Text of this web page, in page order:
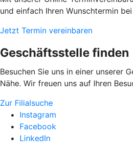
und einfach Ihren Wunschtermin bei
Jetzt Termin vereinbaren
Geschäftsstelle finden
Besuchen Sie uns in einer unserer
Nähe. Wir freuen uns auf Ihren
Zur Filialsuche
Instagram
Facebook
LinkedIn